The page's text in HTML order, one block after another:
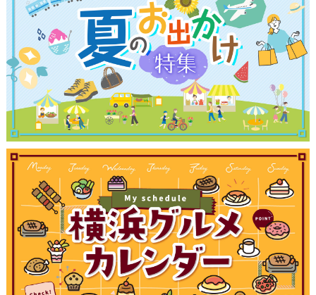
観光ガイド
ランキング
ブログ記事
サイトについて